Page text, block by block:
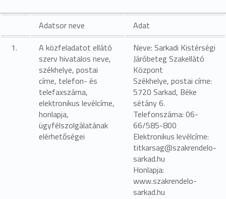
Adatsor neve
Adat
1.
A közfeladatot ellátó
szerv hivatalos neve,
székhelye, postai
címe, telefon- és
telefaxszáma,
elektronikus levélcíme,
honlapja,
ügyfélszolgálatának
elérhetőségei
Neve: Sarkadi Kistérségi
Járóbeteg Szakellátó
Központ
Székhelye, postai címe:
5720 Sarkad, Béke
sétány 6.
Telefonszáma: 06-
66/585-800
Elektronikus levélcíme:
titkarsag@szakrendelo-
sarkad.hu
Honlapja:
www.szakrendelo-
sarkad.hu